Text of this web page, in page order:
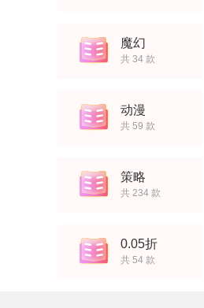
魔幻
共 34 款
动漫
共 59 款
策略
共 234 款
0.05折
共 54 款